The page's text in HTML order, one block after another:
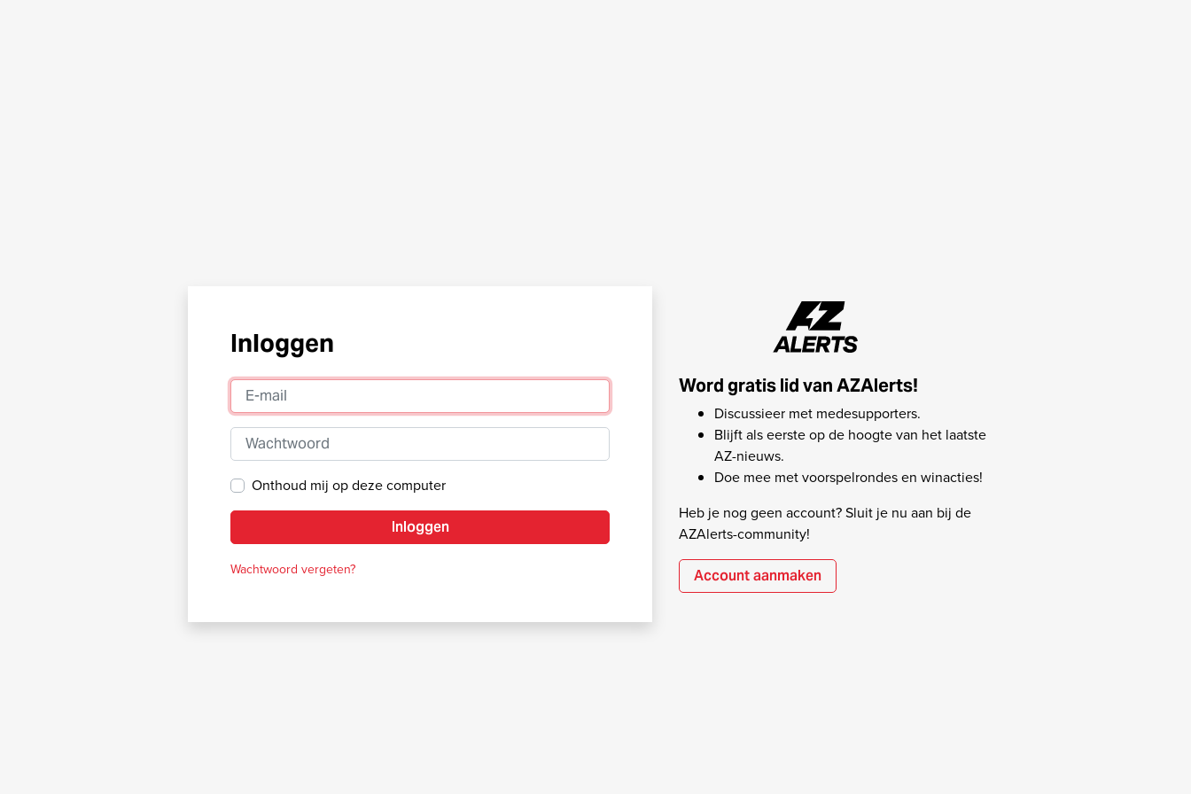
Inloggen
E-mail
Wachtwoord
Onthoud mij op deze computer
Inloggen
Wachtwoord vergeten?
Word gratis lid van AZAlerts!
Discussieer met medesupporters.
Blijft als eerste op de hoogte van het laatste
AZ-nieuws.
Doe mee met voorspelrondes en winacties!
Heb je nog geen account? Sluit je nu aan bij de
AZAlerts-community!
Account aanmaken